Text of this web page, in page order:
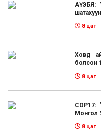
АҮЭБЯ:
8 цаг
Ховд
болсон
8 цаг
COP17:
Монгол
8 цаг